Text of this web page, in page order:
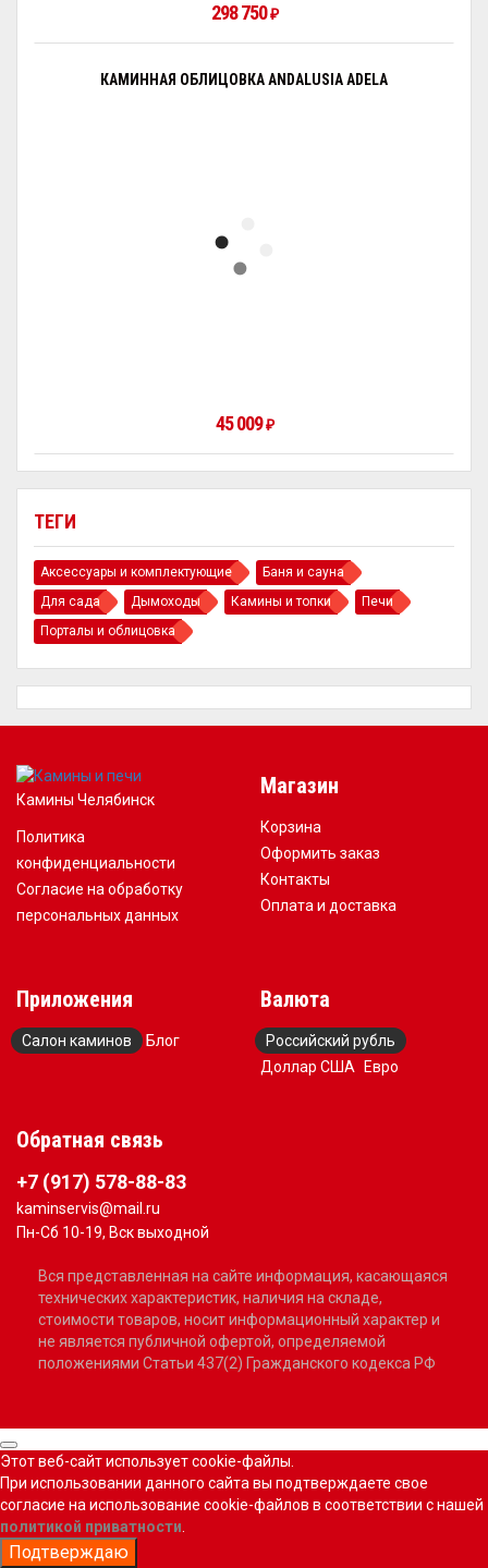
ТЕГИ
Аксессуары и комплектующие
Баня и сауна
Для сада
Дымоходы Камины и топки
Печи
Порталы и облицовка
298 750₽
КАМИННАЯ ОБЛИЦОВКА ANDALUSIA ADELA
45 009₽
Камины Челябинск
Политика
конфиденциальности
Согласие на обработку
персональных данных
Магазин
Корзина
Оформить заказ
Контакты
Оплата и доставка
Приложения
Салон каминов Блог
Валюта
Российский рубль
Доллар США
Евро
Обратная связь
+7 (917) 578-88-83
kaminservis@mail.ru
Пн-Сб 10-19, Вск выходной
Вся представленная на сайте информация, касающаяся
технических характеристик, наличия на складе,
стоимости товаров, носит информационный характер и
не является публичной офертой, определяемой
положениями Статьи 437(2) Гражданского кодекса РФ
Этот веб-сайт использует cookie-файлы.
При использовании данного сайта вы подтверждаете свое
согласие на использование cookie-файлов в соответствии с нашей
политикой приватности.
Подтверждаю